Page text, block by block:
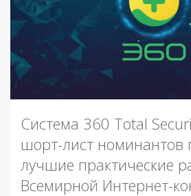
Система 360 Total
шорт-лист номинантов
лучшие практические
Всемирной Интернет-